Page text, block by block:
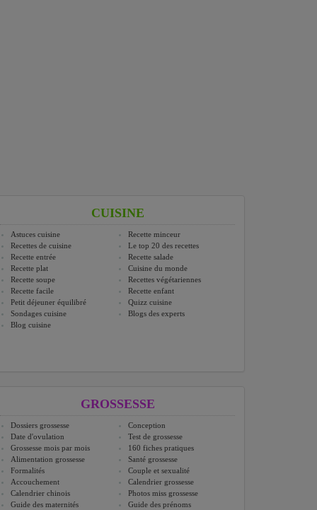
CUISINE
Astuces cuisine
Recette minceur
Recettes de cuisine
Le top 20 des recettes
Recette entrée
Recette salade
Recette plat
Cuisine du monde
Recette soupe
Recettes végétariennes
Recette facile
Recette enfant
Petit déjeuner équilibré
Quizz cuisine
Sondages cuisine
Blogs des experts
Blog cuisine
GROSSESSE
Dossiers grossesse
Conception
Date d'ovulation
Test de grossesse
Grossesse mois par mois
160 fiches pratiques
Alimentation grossesse
Santé grossesse
Formalités
Couple et sexualité
Accouchement
Calendrier grossesse
Calendrier chinois
Photos miss grossesse
Guide des maternités
Guide des prénoms